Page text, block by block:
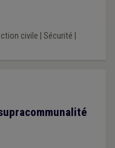
civile Sécurité